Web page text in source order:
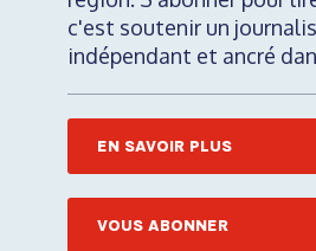
c'est soutenir un
indépendant et ancré
EN SAVOIR PLUS
VOUS ABONNER